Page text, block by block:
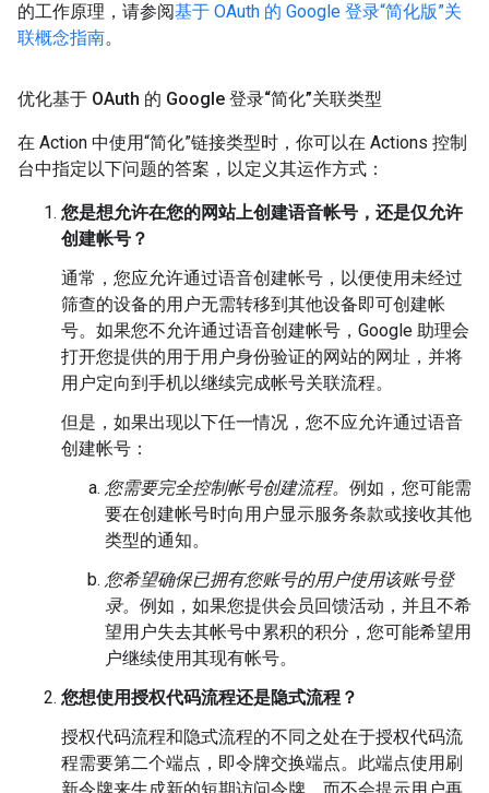
的工作原理，请参阅基于 OAuth 的 Google 登录“简化版”关
联概念指南。
优化基于 OAuth 的 Google 登录“简化”关联类型
在 Action 中使用“简化”链接类型时，你可以在 Actions 控制
台中指定以下问题的答案，以定义其运作方式：
您是想允许在您的网站上创建语音帐号，还是仅允许
创建帐号？
通常，您应允许通过语音创建帐号，以便使用未经过
筛查的设备的用户无需转移到其他设备即可创建帐
号。如果您不允许通过语音创建帐号，Google 助理会
打开您提供的用于用户身份验证的网站的网址，并将
用户定向到手机以继续完成帐号关联流程。
但是，如果出现以下任一情况，您不应允许通过语音
创建帐号：
您需要完全控制帐号创建流程。 例如，您可能需
要在创建帐号时向用户显示服务条款或接收其他
类型的通知。
您希望确保已拥有您账号的用户使用该账号登
录。 例如，如果您提供会员回馈活动，并且不希
望用户失去其帐号中累积的积分，您可能希望用
户继续使用其现有帐号。
您想使用授权代码流程还是隐式流程？
授权代码流程和隐式流程的不同之处在于授权代码流
程需要第二个端点，即令牌交换端点。 此端点使用刷